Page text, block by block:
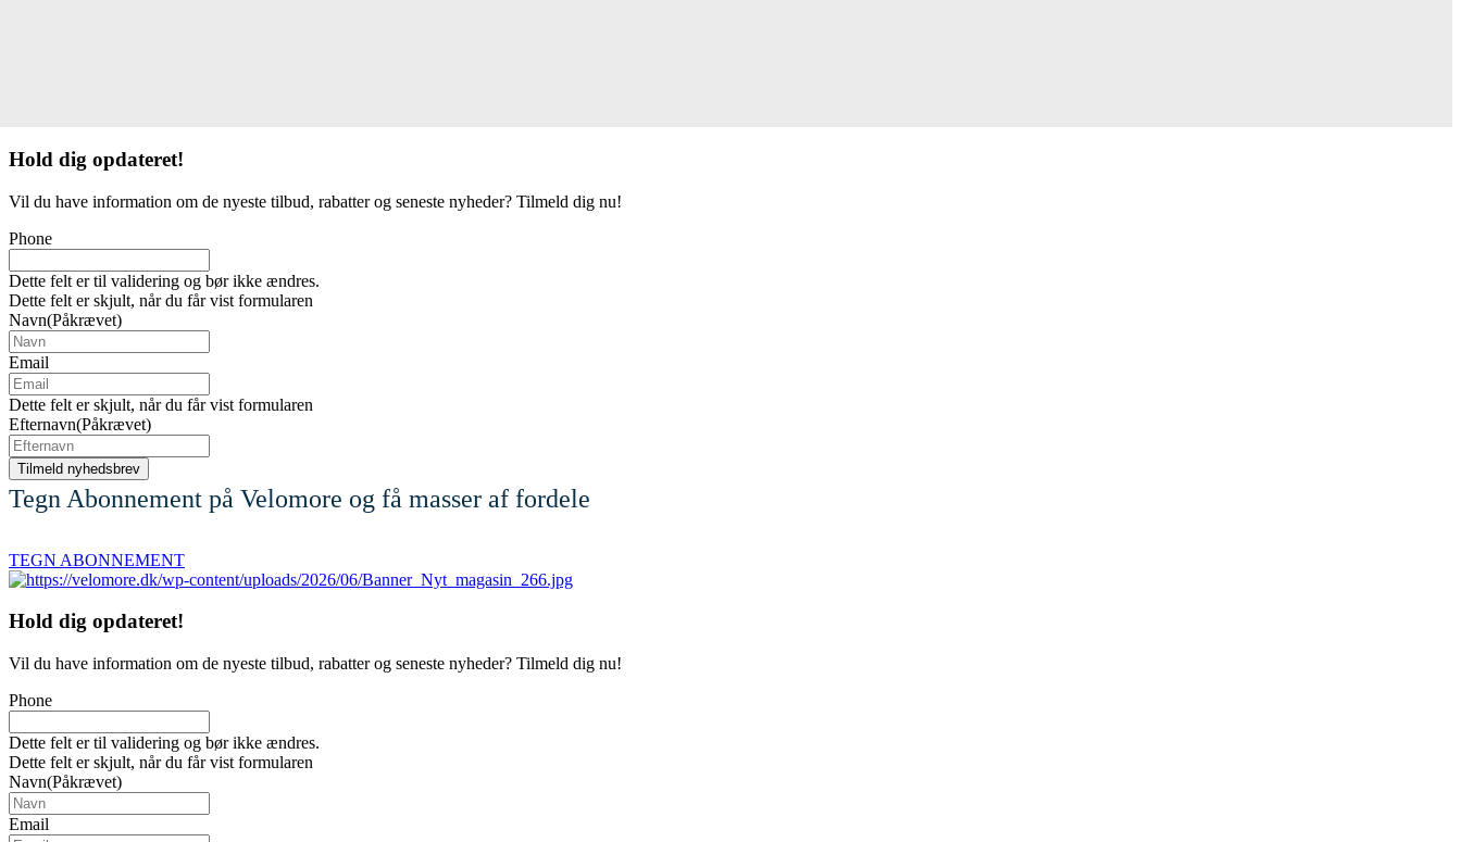
Hold dig opdateret!
Vil du have information om de nyeste tilbud, rabatter og seneste nyheder? Tilmeld dig nu!
Phone
Dette felt er til validering og bør ikke ændres.
Dette felt er skjult, når du får vist formularen
Navn(Påkrævet)
Email
Dette felt er skjult, når du får vist formularen
Efternavn(Påkrævet)
Tegn Abonnement på Velomore og få masser af fordele
TEGN ABONNEMENT
Hold dig opdateret!
Vil du have information om de nyeste tilbud, rabatter og seneste nyheder? Tilmeld dig nu!
Phone
Dette felt er til validering og bør ikke ændres.
Dette felt er skjult, når du får vist formularen
Navn(Påkrævet)
Email